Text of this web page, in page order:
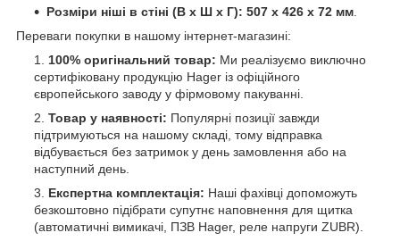
Розміри ніші в стіні (В х Ш х Г): 507 х 426 х 72 мм
Переваги покупки в нашому інтернет-магазині:
100% оригінальний товар: Ми реалізуємо виключно
сертифіковану продукцію Hager із офіційного
європейського заводу у фірмовому пакуванні.
Товар у наявності: Популярні позиції завжди
підтримуються на нашому складі, тому відправка
відбувається без затримок у день замовлення або на
наступний день.
Експертна комплектація: Наші фахівці допоможуть
безкоштовно підібрати супутнє наповнення для щитка
(автоматичні вимикачі, ПЗВ Hager, реле напруги ZUBR).